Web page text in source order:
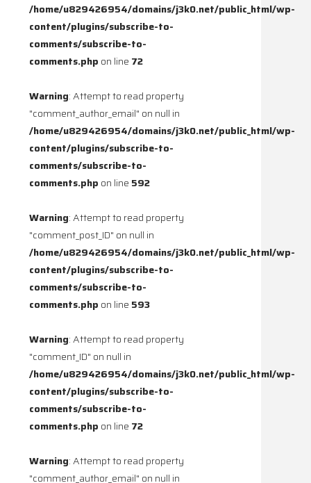
/home/u829426954/domains/j3k0.net/public_html/wp-
content/plugins/subscribe-to-
comments/subscribe-to-
comments.php on line 72
Warning: Attempt to read property
"comment_author_email" on null in
/home/u829426954/domains/j3k0.net/public_html/wp-
content/plugins/subscribe-to-
comments/subscribe-to-
comments.php on line 592
Warning: Attempt to read property
"comment_post_ID" on null in
/home/u829426954/domains/j3k0.net/public_html/wp-
content/plugins/subscribe-to-
comments/subscribe-to-
comments.php on line 593
Warning: Attempt to read property
"comment_ID" on null in
/home/u829426954/domains/j3k0.net/public_html/wp-
content/plugins/subscribe-to-
comments/subscribe-to-
comments.php on line 72
Warning: Attempt to read property
"comment_author_email" on null in